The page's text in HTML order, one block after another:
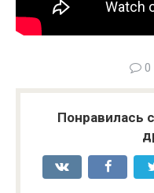
0
Понравилась